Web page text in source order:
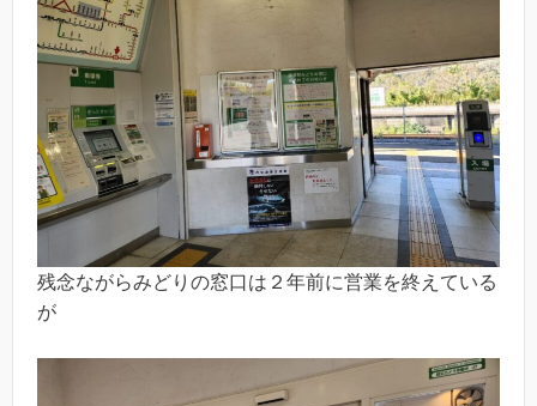
残念ながらみどりの窓口は２年前に営業を終えている
が